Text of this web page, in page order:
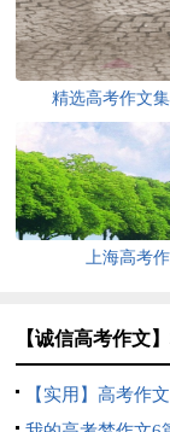
精选高考作文
上海高考
【诚信高考作文
【实用】高考作